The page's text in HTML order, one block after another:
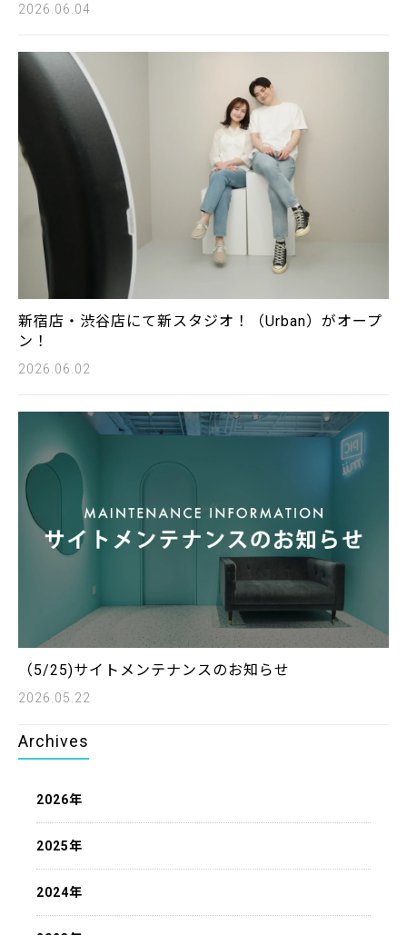
2026.06.04
新宿店・渋谷店にて新スタジオ！（Urban）がオープ
ン！
2026.06.02
（5/25)サイトメンテナンスのお知らせ
2026.05.22
Archives
2026年
2025年
2024年